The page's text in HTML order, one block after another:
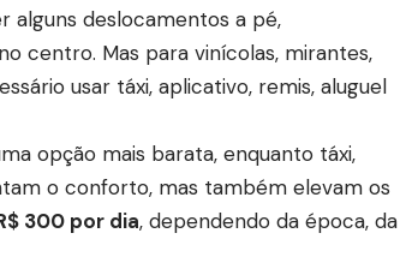
alguns deslocamentos a pé,
centro. Mas para vinícolas, mirantes,
usar táxi, aplicativo, remis, aluguel
opção mais barata, enquanto táxi,
o conforto, mas também elevam os
300 por dia, dependendo da época, da